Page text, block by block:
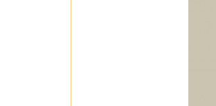
✔ Clean